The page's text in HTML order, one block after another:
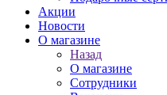
Акции
Новости
О магазине
Назад
О магазине
Сотрудники